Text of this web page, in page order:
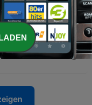
und FIFA-